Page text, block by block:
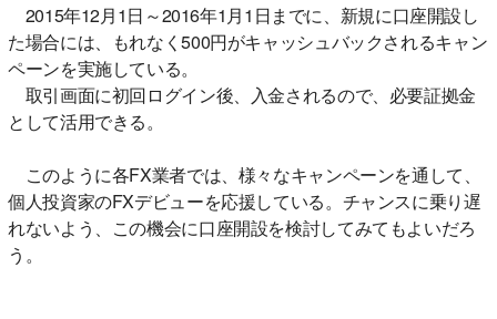
2015年12月1日～2016年1月1日までに、新規に口座開設し
た場合には、もれなく500円がキャッシュバックされるキャン
ペーンを実施している。
取引画面に初回ログイン後、入金されるので、必要証拠金
として活用できる。
このように各FX業者では、様々なキャンペーンを通して、
個人投資家のFXデビューを応援している。チャンスに乗り遅
れないよう、この機会に口座開設を検討してみてもよいだろ
う。